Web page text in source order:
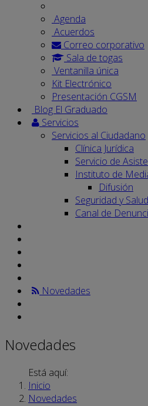
Agenda
Acuerdos
Correo corporativo
Sala de togas
Ventanilla única
Kit Electrónico
Presentación CGSM
Blog El Graduado
Servicios
Servicios al Ciudadano
Clínica Jurídica
Servicio de
Instituto de
Difusión
Seguridad y
Canal de
Novedades
Novedades
Está aquí:
Inicio
Novedades